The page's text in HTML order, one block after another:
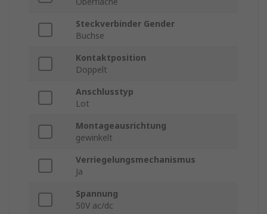
Steckverbinder Gender
Buchse
Kontaktposition
Doppelt
Anschlusstyp
Lot
Montageausrichtung
gewinkelt
Verriegelungsmechanismus
Ja
Spannung
50V ac/dc